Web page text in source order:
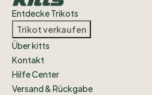
Entdecke Trikots
Trikot verkaufen
Über kitts
Kontakt
Hilfe Center
Versand & Rückgabe